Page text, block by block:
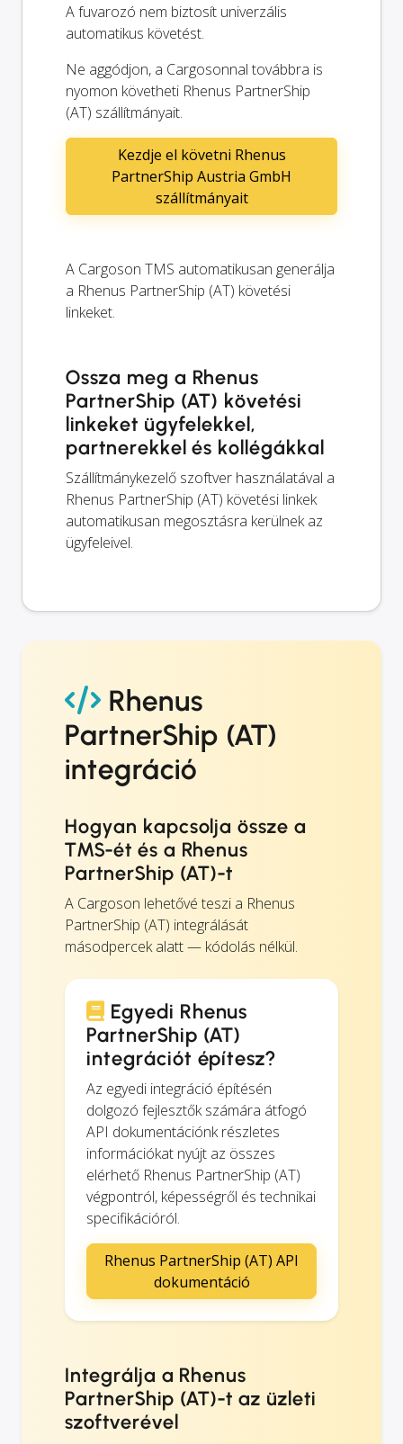
A fuvarozó nem biztosít univerzális
automatikus követést.
Ne aggódjon, a Cargosonnal továbbra is
nyomon követheti Rhenus PartnerShip
(AT) szállítmányait.
Kezdje el követni Rhenus
PartnerShip Austria GmbH
szállítmányait
A Cargoson TMS automatikusan generálja
a Rhenus PartnerShip (AT) követési
linkeket.
Ossza meg a Rhenus
PartnerShip (AT) követési
linkeket ügyfelekkel,
partnerekkel és kollégákkal
Szállítmánykezelő szoftver használatával a
Rhenus PartnerShip (AT) követési linkek
automatikusan megosztásra kerülnek az
ügyfeleivel.
Rhenus
PartnerShip (AT)
integráció
Hogyan kapcsolja össze a
TMS-ét és a Rhenus
PartnerShip (AT)-t
A Cargoson lehetővé teszi a Rhenus
PartnerShip (AT) integrálását
másodpercek alatt — kódolás nélkül.
Egyedi Rhenus
PartnerShip (AT)
integrációt építesz?
Az egyedi integráció építésén
dolgozó fejlesztők számára átfogó
API dokumentációnk részletes
információkat nyújt az összes
elérhető Rhenus PartnerShip (AT)
végpontról, képességről és technikai
specifikációról.
Rhenus PartnerShip (AT) API
dokumentáció
Integrálja a Rhenus
PartnerShip (AT)-t az üzleti
szoftverével